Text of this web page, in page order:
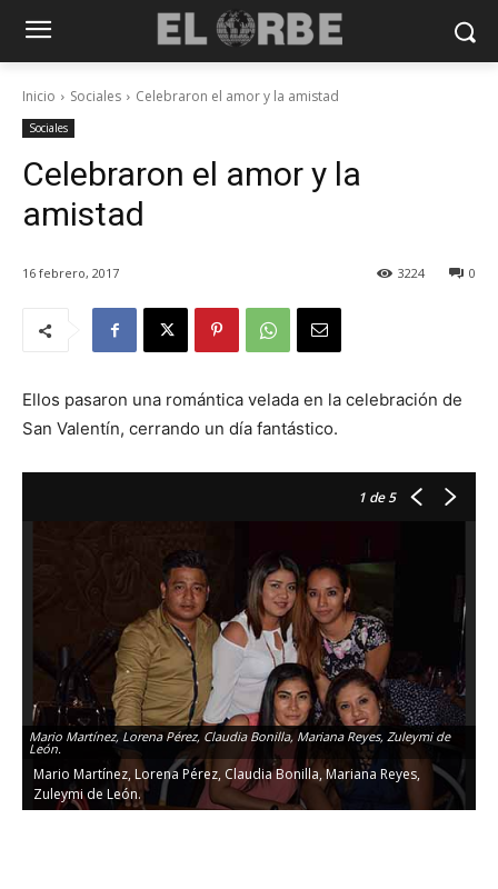
Inicio Sociales Celebraron el amor y la amistad
Sociales
Celebraron el amor y la
amistad
16 febrero, 2017 0
3224
Ellos pasaron una romántica velada en la celebración de
San Valentín, cerrando un día fantástico.
1 de 5
Mario Martínez, Lorena Pérez, Claudia Bonilla, Mariana Reyes, Zuleymi de
León.
Mario Martínez, Lorena Pérez, Claudia Bonilla, Mariana Reyes,
Zuleymi de León.